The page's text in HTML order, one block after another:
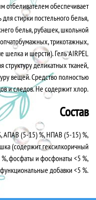
отбеливателем обеспечивает
стирки постельного белья,
белья, рубашек, школьной
трикотажных,
шелка и шерсти). Гель AIRPEL
структуру деликатных тканей,
вещей. Средство полностью
и следов. Не содержит хлор.
Состав
АПАВ (5-15) %, НПАВ (5-15) %,
(содержит гексилкоричный
%, фосфаты и фосфонаты <5 %,
функциональные добавки <5 %.